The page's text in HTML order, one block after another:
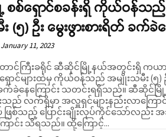
စစ်ရှောင်စခန်းရှိ ကိုယ်ဝန်သည်
(၅) ဦး မွေးဖွားစားရိတ် ခက်ခဲ
January 11, 2023
ောင်ကြီးခရိုင် ဆီဆိုင်မြို့နယ်အတွင်းရှိ ကယာ
ောင်များထဲမှ ကိုယ်ဝန်သည် အမျိုးသမီး (၅)
ေကြောင်း သတင်းရရှိသည်။ ဆီဆိုင်မြို့နယ်အတွင်းရှိ
းသည် လက်ရှိမှာ အလှူရှင်များနည်းလာကြော
ဖြစ်သည့် ပြောင်းချိုးလုပ်ကိုင်သော်လည်း အ
လုံလောက်ကြောင်း သိရသည်။ ထို့ကြောင့်...